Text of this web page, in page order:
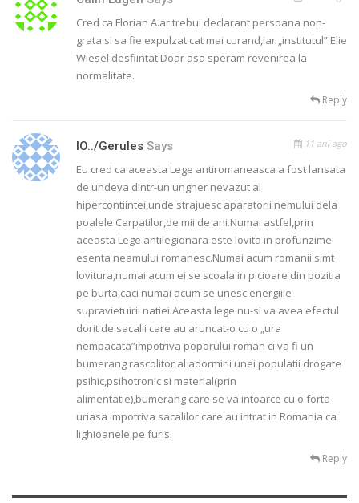
Cred ca Florian A.ar trebui declarant persoana non-
grata si sa fie expulzat cat mai curand,iar „institutul” Elie
Wiesel desfiintat.Doar asa speram revenirea la
normalitate.
Reply
IO../gerules Says 11 ani ago
Eu cred ca aceasta Lege antiromaneasca a fost lansata
de undeva dintr-un ungher nevazut al
hipercontiintei,unde strajuesc aparatorii nemului dela
poalele Carpatilor,de mii de ani.Numai astfel,prin
aceasta Lege antilegionara este lovita in profunzime
esenta neamului romanesc.Numai acum romanii simt
lovitura,numai acum ei se scoala in picioare din pozitia
pe burta,caci numai acum se unesc energiile
supravietuirii natiei.Aceasta lege nu-si va avea efectul
dorit de sacalii care au aruncat-o cu o „ura
nempacata”impotriva poporului roman ci va fi un
bumerang rascolitor al adormirii unei populatii drogate
psihic,psihotronic si material(prin
alimentatie),bumerang care se va intoarce cu o forta
uriasa impotriva sacalilor care au intrat in Romania ca
lighioanele,pe furis.
Reply